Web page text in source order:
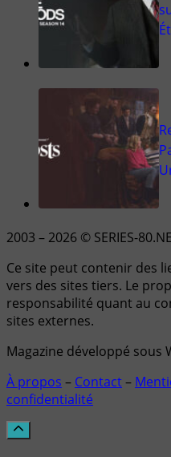
2003 – 2026 © SERIES-
Ce site peut contenir des
vers des sites tiers. Le
responsabilité quant au
sites externes.
Magazine développé sous
À propos – Contact–
confidentialité